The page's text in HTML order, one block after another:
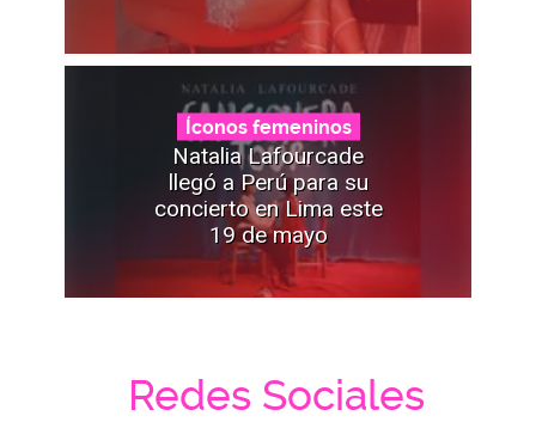
Íconos femeninos
Natalia Lafourcade
llegó a Perú para su
concierto en Lima este
19 de mayo
Redes Sociales